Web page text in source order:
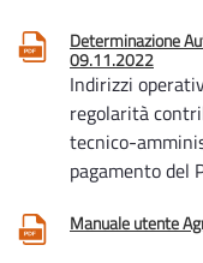
Determinazione
09.11.2022
Indirizzi
regolarità
tecnico-
pagamento del
Manuale utente